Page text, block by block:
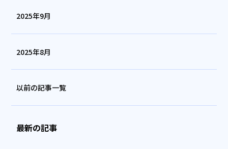
2025年9月
2025年8月
以前の記事一覧
最新の記事